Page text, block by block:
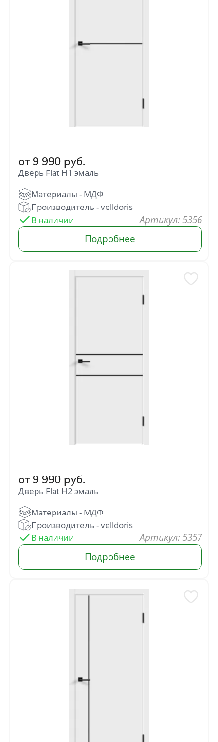
VERONA
от 9 990 руб.
Дверь Flat H1 эмаль
В наличии
Артикул: 5356
Подробнее
от 9 990 руб.
Дверь Flat H2 эмаль
В наличии : 5357